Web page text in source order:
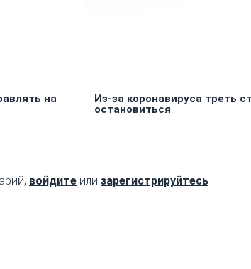
на
Из-за коронавируса треть
остановиться
войдите или зарегистрируйтесь